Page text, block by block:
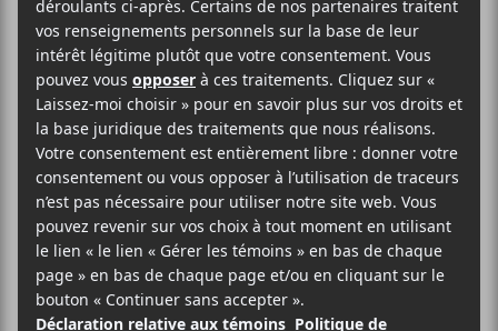
Les participants
de l’édition 2019
du Cabaret
Festif! de la
relève